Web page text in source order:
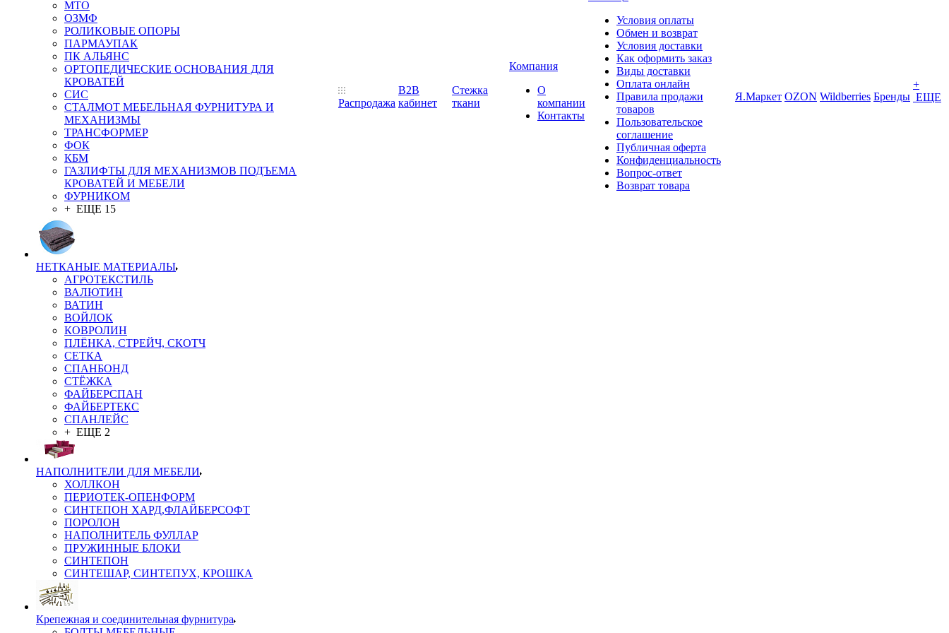
MTO
ОЗМФ
РОЛИКОВЫЕ ОПОРЫ
ПАРМАУПАК
ПК АЛЬЯНС
ОРТОПЕДИЧЕСКИЕ ОСНОВАНИЯ ДЛЯ
КРОВАТЕЙ
СИС
СТАЛМОТ МЕБЕЛЬНАЯ ФУРНИТУРА И
МЕХАНИЗМЫ
ТРАНСФОРМЕР
ФОК
КБМ
ГАЗЛИФТЫ ДЛЯ МЕХАНИЗМОВ ПОДЪЕМА
КРОВАТЕЙ И МЕБЕЛИ
ФУРНИКОМ
+ ЕЩЕ 15
НЕТКАНЫЕ МАТЕРИАЛЫ
АГРОТЕКСТИЛЬ
ВАЛЮТИН
ВАТИН
ВОЙЛОК
КОВРОЛИН
ПЛЁНКА, СТРЕЙЧ, СКОТЧ
СЕТКА
СПАНБОНД
СТЁЖКА
ФАЙБЕРСПАН
ФАЙБЕРТЕКС
СПАНЛЕЙС
+ ЕЩЕ 2
НАПОЛНИТЕЛИ ДЛЯ МЕБЕЛИ
ХОЛЛКОН
ПЕРИОТЕК-ОПЕНФОРМ
СИНТЕПОН ХАРД,ФЛАЙБЕРСОФТ
ПОРОЛОН
НАПОЛНИТЕЛЬ ФУЛЛАР
ПРУЖИННЫЕ БЛОКИ
СИНТЕПОН
СИНТЕШАР, СИНТЕПУХ, КРОШКА
Крепежная и соединительная фурнитура
Распродажа
B2B
кабинет
Стежка
ткани
Компания
О
компании
Контакты
Условия оплаты
Обмен и возврат
Условия доставки
Как оформить заказ
Виды доставки
Оплата онлайн
Правила продажи
товаров
Пользовательское
соглашение
Публичная оферта
Конфиденциальность
Вопрос-ответ
Возврат товара
Я.Маркет OZON Wildberries Бренды
+
ЕЩЕ